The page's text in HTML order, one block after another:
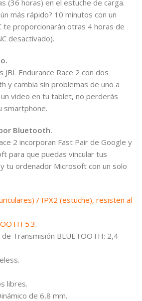
(36 horas) en el estuche de carga.
más rápido? 10 minutos con un
te proporcionarán otras 4 horas de
desactivado).
JBL Endurance Race 2 con dos
y cambia sin problemas de uno a
video en tu tablet, no perderás
smartphone.
Bluetooth.
2 incorporan Fast Pair de Google y
para que puedas vincular tus
tu ordenador Microsoft con un solo
/ IPX2 (estuche), resisten al
5.3.
de Transmisión BLUETOOTH: 2,4
libres.
de 6,8 mm.